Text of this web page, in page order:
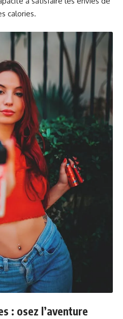
calories.
: osez l’aventure